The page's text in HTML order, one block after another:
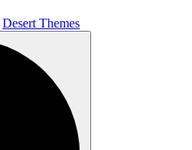
Desert Themes